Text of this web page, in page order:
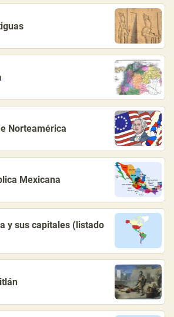
Norteamérica
Mexicana
y sus capitales (listado